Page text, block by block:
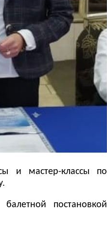
и мастер-классы по
постановкой